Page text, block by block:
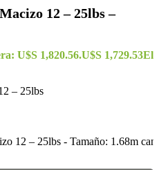
12 – 25lbs –
U$S 1,820.56.U$S 1,729.53El
– 25lbs
12 – 25lbs - Tamaño: 1.68m